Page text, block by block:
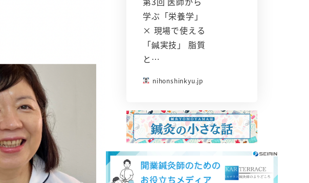
学ぶ「栄養学」
× 現場で使える
「鍼実技」 脂質
と…
nihonshinkyu.jp